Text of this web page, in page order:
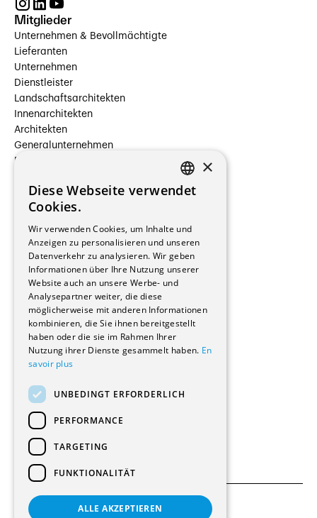
Mitglieder
Unternehmen & Bevollmächtigte
Lieferanten
Unternehmen
Dienstleister
Landschaftsarchitekten
Innenarchitekten
Architekten
Generalunternehmen
Beauftragte Unternehmen
Hersteller/Lieferanten
Bauherrschaften
Immobilienverwaltungsgesellschaften
Stockwerkeigentum
Reportagen
Wohnungen
Renovierungen
Innere Umbauten
Gastgewerbe und Tourismus
Verwaltungsgebäude und Geschäfte
Schuleinrichtungen
Medizinische Einrichtungen
Kultur - Sport - Freizeit
Industrie - Handwerk
Transport und Parkplätze
Diverse Bauten
Allgemeine Bedingungen
FRENCH
×
Diese Webseite verwendet
Cookies.
Wir verwenden Cookies, um Inhalte und
Anzeigen zu personalisieren und unseren
Datenverkehr zu analysieren. Wir geben
Informationen über Ihre Nutzung unserer
Website auch an unsere Werbe- und
Analysepartner weiter, die diese
möglicherweise mit anderen Informationen
kombinieren, die Sie ihnen bereitgestellt
haben oder die sie im Rahmen Ihrer
Nutzung ihrer Dienste gesammelt haben. En
savoir plus
UNBEDINGT ERFORDERLICH
PERFORMANCE
TARGETING
FUNKTIONALITÄT
ALLE AKZEPTIEREN